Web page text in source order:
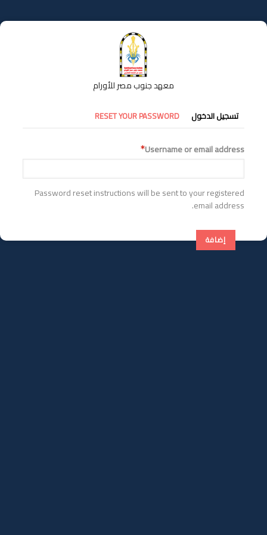
إلى
المحتوى
معهد جنوب مصر للأورام
التبويبات
الأساسية
تسجيل الدخول RESET YOUR PASSWORD
Username or email address
Password reset instructions will be sent to your registered
email address.